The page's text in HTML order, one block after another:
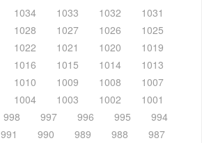
1034 1033 1032
1031
1028 1027 1026
1025
1022 1021 1020
1019
1016 1015 1014
1013
1010 1009 1008
1007
1004 1003 1002
1001
998 997 996 995
994
991 990 989 988
987